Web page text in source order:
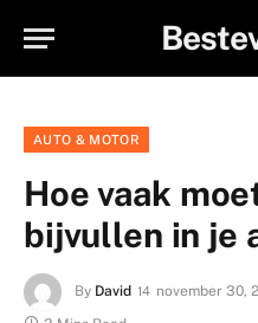
AUTO & MOTOR
Hoe vaak
bijvullen in je
By David november 30,